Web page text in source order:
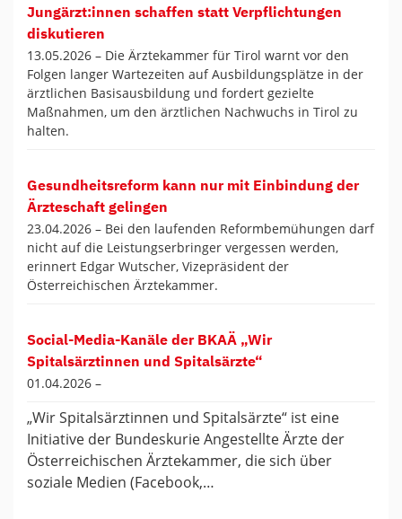
Jungärzt:innen schaffen statt Verpflichtungen
diskutieren
13.05.2026 – Die Ärztekammer für Tirol warnt vor den
Folgen langer Wartezeiten auf Ausbildungsplätze in der
ärztlichen Basisausbildung und fordert gezielte
Maßnahmen, um den ärztlichen Nachwuchs in Tirol zu
halten.
Gesundheitsreform kann nur mit Einbindung der
Ärzteschaft gelingen
23.04.2026 – Bei den laufenden Reformbemühungen darf
nicht auf die Leistungserbringer vergessen werden,
erinnert Edgar Wutscher, Vizepräsident der
Österreichischen Ärztekammer.
Social-Media-Kanäle der BKAÄ „Wir
Spitalsärztinnen und Spitalsärzte“
01.04.2026 –
„Wir Spitalsärztinnen und Spitalsärzte“ ist eine
Initiative der Bundeskurie Angestellte Ärzte der
Österreichischen Ärztekammer, die sich über
soziale Medien (Facebook,…